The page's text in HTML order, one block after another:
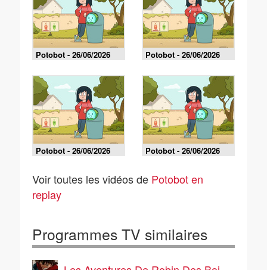
Potobot - 26/06/2026 Potobot - 26/06/2026
Potobot - 26/06/2026 Potobot - 26/06/2026
Voir toutes les vidéos de Potobot en
replay
Programmes TV similaires